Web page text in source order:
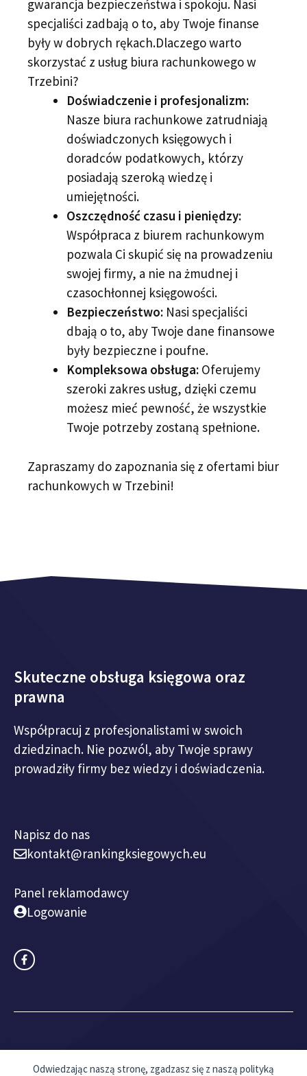
Odwiedzając naszą stronę, zgadzasz się z naszą polityką
gwarancja bezpieczeństwa i spokoju. Nasi
specjaliści zadbają o to, aby Twoje finanse
były w dobrych rękach.Dlaczego warto
skorzystać z usług biura rachunkowego w
Trzebini?
Doświadczenie i profesjonalizm:
Nasze biura rachunkowe zatrudniają
doświadczonych księgowych i
doradców podatkowych, którzy
posiadają szeroką wiedzę i
umiejętności.
Oszczędność czasu i pieniędzy:
Współpraca z biurem rachunkowym
pozwala Ci skupić się na prowadzeniu
swojej firmy, a nie na żmudnej i
czasochłonnej księgowości.
Bezpieczeństwo: Nasi specjaliści
dbają o to, aby Twoje dane finansowe
były bezpieczne i poufne.
Kompleksowa obsługa: Oferujemy
szeroki zakres usług, dzięki czemu
możesz mieć pewność, że wszystkie
Twoje potrzeby zostaną spełnione.
Zapraszamy do zapoznania się z ofertami biur
rachunkowych w Trzebini!
Skuteczne obsługa księgowa oraz
prawna
Współpracuj z profesjonalistami w swoich
dziedzinach. Nie pozwól, aby Twoje sprawy
prowadziły firmy bez wiedzy i doświadczenia.
Napisz do nas
kontakt@rankingksiegowych.eu
Panel reklamodawcy
Logowanie
© 2018 - 2026 rankingksiegowych.eu I Mapa witryny